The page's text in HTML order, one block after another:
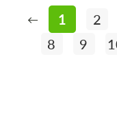
← 1 2
8
9